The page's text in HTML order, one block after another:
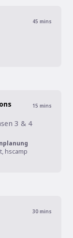
45 mins
15 mins
3 & 4
hscamp
30 mins